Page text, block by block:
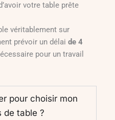
votre table prête
véritablement sur
prévoir un délai de 4
pour un travail
pour choisir mon
de table ?